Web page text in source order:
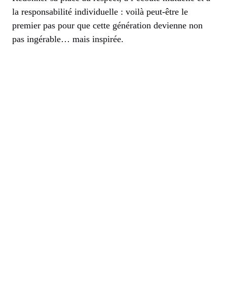
la responsabilité individuelle : voilà peut-être le
premier pas pour que cette génération devienne non
pas ingérable… mais inspirée.